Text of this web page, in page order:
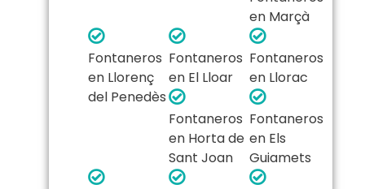
en Marçà
Fontaneros
en Llorenç
del Penedès
Fontaneros
en El Lloar
Fontaneros
en Llorac
Fontaneros
en Horta de
Sant Joan
Fontaneros
en Els
Guiamets